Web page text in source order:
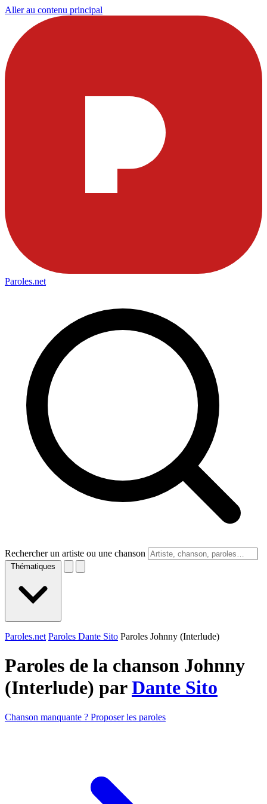
Aller au contenu principal
Paroles.net
Rechercher un artiste ou une chanson
Thématiques
Paroles.net Paroles Dante Sito Paroles Johnny (Interlude)
Paroles de la chanson Johnny
(Interlude) parDante Sito
Chanson manquante ? Proposer les paroles